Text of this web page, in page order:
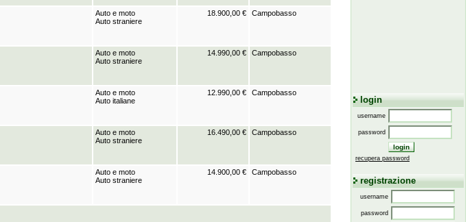
Auto e moto
Auto straniere
18.900,00 € Campobasso
Auto e moto
Auto straniere
14.990,00 € Campobasso
Auto e moto
Auto italiane
12.990,00 € Campobasso
Auto e moto
Auto straniere
16.490,00 € Campobasso
Auto e moto
Auto straniere
14.900,00 € Campobasso
login
username
password
recupera password
registrazione
username
password